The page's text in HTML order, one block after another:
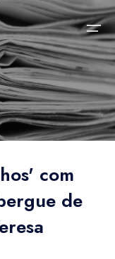
com
de